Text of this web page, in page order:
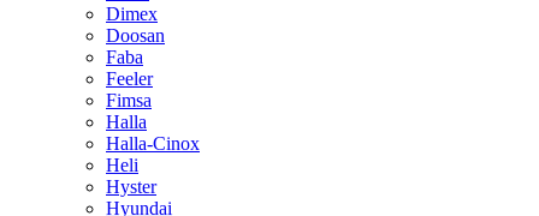
Dimex
Doosan
Faba
Feeler
Fimsa
Halla
Halla-Cinox
Heli
Hyster
Hyundai